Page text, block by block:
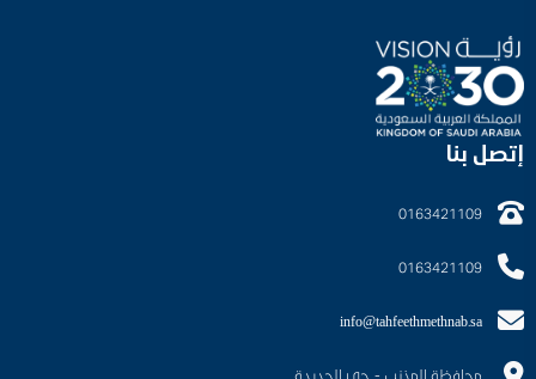
إتصل بنا
0163421109
0163421109
info@tahfeethmethnab.sa
محافظة المذنب - حي الجديدة